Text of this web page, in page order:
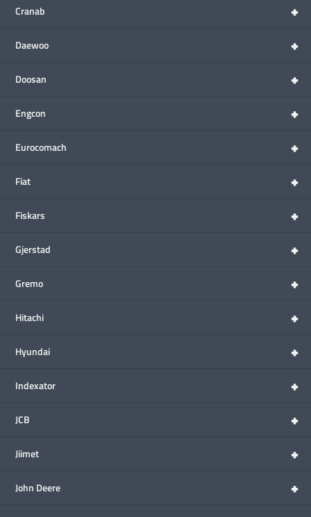
+
Cranab
+
Daewoo
+
Doosan
+
Engcon
+
Eurocomach
+
Fiat
+
Fiskars
+
Gjerstad
+
Gremo
+
Hitachi
+
Hyundai
+
Indexator
+
JCB
+
Jiimet
+
John Deere